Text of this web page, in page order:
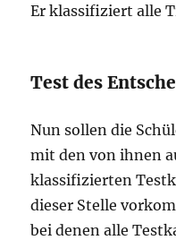
Er klassifiziert alle
Test des
Nun sollen die
mit den von ihnen
klassifizierten
dieser Stelle
bei denen alle